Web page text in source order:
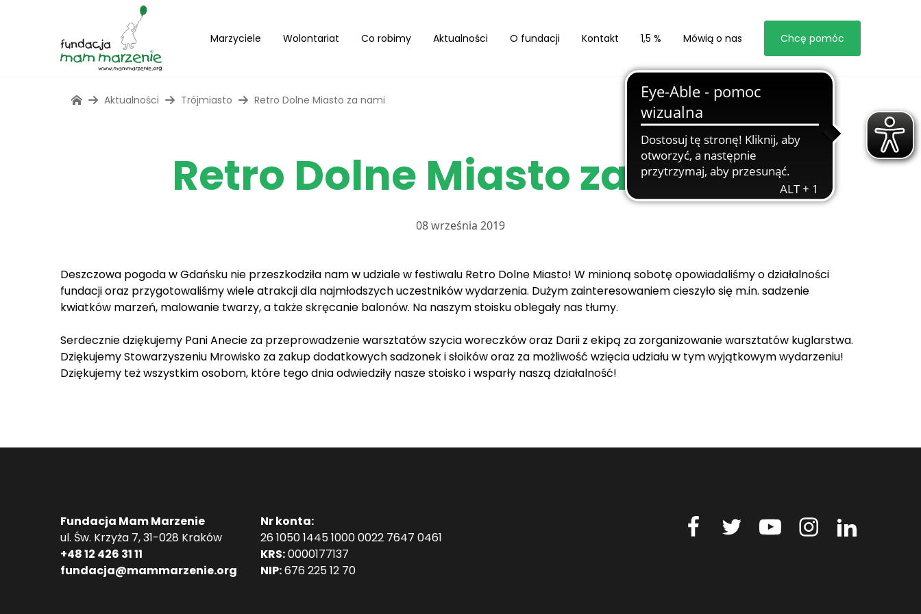
Marzyciele Wolontariat Co robimy Aktualności O fundacji Kontakt 1,5 % Mówią o nas Chcę pomóc
Aktualności Trójmiasto Retro Dolne Miasto za nami
Retro Dolne Miasto za nami
08 września 2019
Deszczowa pogoda w Gdańsku nie przeszkodziła nam w udziale w festiwalu Retro Dolne Miasto! W minioną sobotę opowiadaliśmy o działalności
fundacji oraz przygotowaliśmy wiele atrakcji dla najmłodszych uczestników wydarzenia. Dużym zainteresowaniem cieszyło się m.in. sadzenie
kwiatków marzeń, malowanie twarzy, a także skręcanie balonów. Na naszym stoisku oblegały nas tłumy.
Serdecznie dziękujemy Pani Anecie za przeprowadzenie warsztatów szycia woreczków oraz Darii z ekipą za zorganizowanie warsztatów kuglarstwa.
Dziękujemy Stowarzyszeniu Mrowisko za zakup dodatkowych sadzonek i słoików oraz za możliwość wzięcia udziału w tym wyjątkowym wydarzeniu!
Dziękujemy też wszystkim osobom, które tego dnia odwiedziły nasze stoisko i wsparły naszą działalność!
Fundacja Mam Marzenie
ul. Św. Krzyża 7, 31-028 Kraków
+48 12 426 31 11
fundacja@mammarzenie.org
Nr konta:
26 1050 1445 1000 0022 7647 0461
KRS:0000177137
NIP:676 225 12 70